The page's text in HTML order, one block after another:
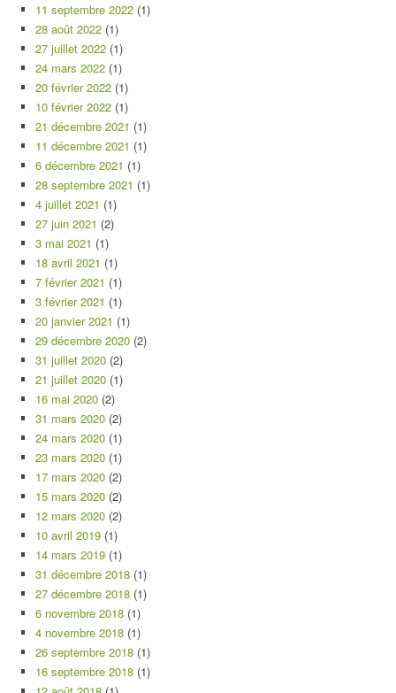
11 septembre 2022 (1)
28 août 2022 (1)
27 juillet 2022 (1)
24 mars 2022 (1)
20 février 2022 (1)
10 février 2022 (1)
21 décembre 2021 (1)
11 décembre 2021 (1)
6 décembre 2021 (1)
28 septembre 2021 (1)
4 juillet 2021 (1)
27 juin 2021 (2)
3 mai 2021 (1)
18 avril 2021 (1)
7 février 2021 (1)
3 février 2021 (1)
20 janvier 2021 (1)
29 décembre 2020 (2)
31 juillet 2020 (2)
21 juillet 2020 (1)
16 mai 2020 (2)
31 mars 2020 (2)
24 mars 2020 (1)
23 mars 2020 (1)
17 mars 2020 (2)
15 mars 2020 (2)
12 mars 2020 (2)
10 avril 2019 (1)
14 mars 2019 (1)
31 décembre 2018 (1)
27 décembre 2018 (1)
6 novembre 2018 (1)
4 novembre 2018 (1)
26 septembre 2018 (1)
16 septembre 2018 (1)